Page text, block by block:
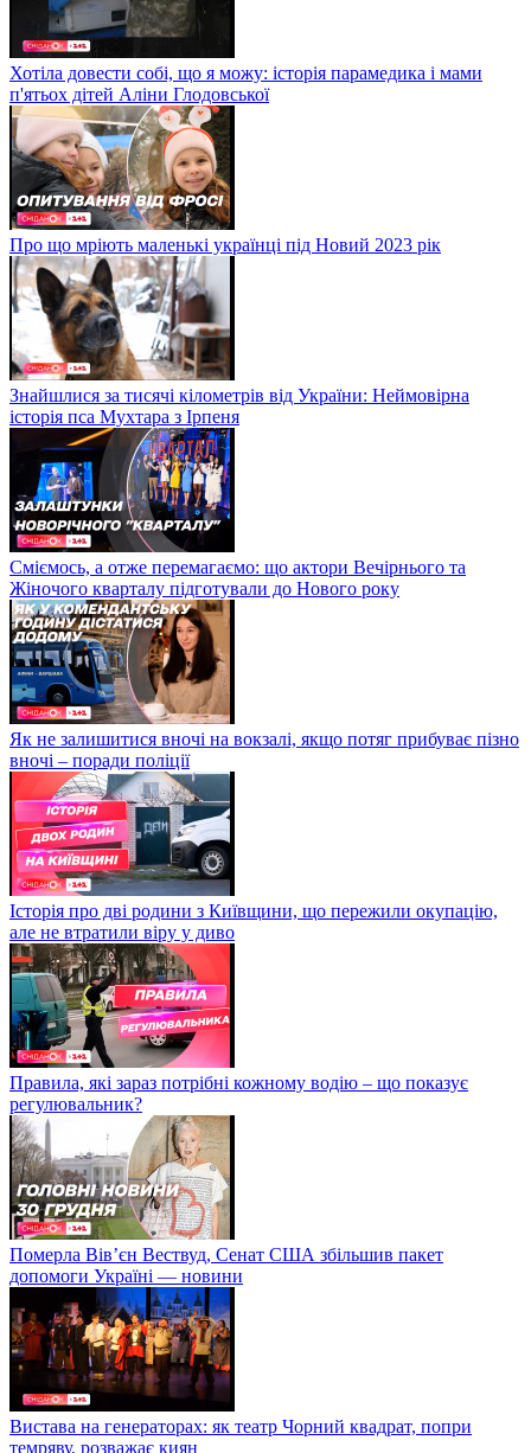
Хотіла довести собі, що я можу: історія парамедика і мами
п'ятьох дітей Аліни Глодовської
Про що мріють маленькі українці під Новий 2023 рік
Знайшлися за тисячі кілометрів від України: Неймовірна
історія пса Мухтара з Ірпеня
Сміємось, а отже перемагаємо: що актори Вечірнього та
Жіночого кварталу підготували до Нового року
Як не залишитися вночі на вокзалі, якщо потяг прибуває пізно
вночі – поради поліції
Історія про дві родини з Київщини, що пережили окупацію,
але не втратили віру у диво
Правила, які зараз потрібні кожному водію – що показує
регулювальник?
Померла Вівʼєн Вествуд, Сенат США збільшив пакет
допомоги Україні — новини
Вистава на генераторах: як театр Чорний квадрат, попри
темряву, розважає киян